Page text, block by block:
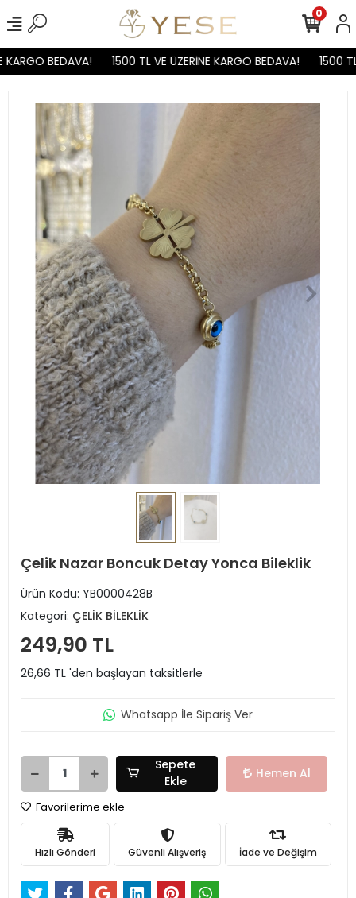
BEDAVA! 1500 TL VE ÜZERİNE KARGO BEDAVA! 1500
0
Çelik Nazar Boncuk Detay Yonca Bileklik
Ürün Kodu: YB0000428B
Kategori: ÇELİK BİLEKLİK
249,90 TL
26,66 TL 'den başlayan taksitlerle
Whatsapp İle Sipariş Ver
Sepete
Ekle
Hemen Al
Favorilerime ekle
Hızlı Gönderi Güvenli Alışveriş İade ve Değişim